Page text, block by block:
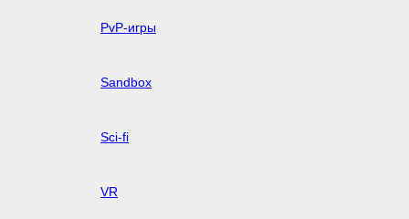
PvP-игры
Sandbox
Sci-fi
VR